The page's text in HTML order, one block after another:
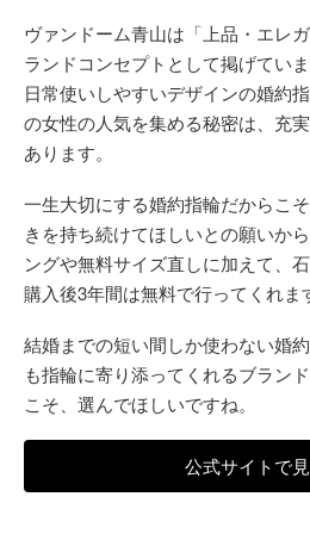
ヴァンドーム青山は「上品・エレ
ランドコンセプトとして掲げてい
日常使いしやすいデザインの婚約
の女性の人気を集める秘密は、充
あります。
一生大切にする婚約指輪だからこ
きを持ち続けてほしいとの願いか
ングや無料サイズ直しに加えて、
購入後3年間は無料で行ってくれま
結婚までの短い間しか使わない婚
も指輪に寄り添ってくれるブラン
こそ、選んでほしいですね。
公式サイトで